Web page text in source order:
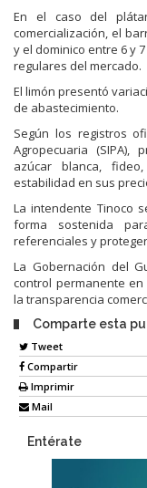
En el caso del
comercialización, el
y el dominico entre 6 y
regulares del mercado.
El limón presentó
de abastecimiento.
Según los registros
Agropecuaria (SIPA),
azúcar blanca,
estabilidad en sus
La intendente Tinoco
forma sostenida
referenciales y
La Gobernación del
control permanente
la transparencia
Comparte esta
Tweet
Compartir
Imprimir
Mail
Entérate